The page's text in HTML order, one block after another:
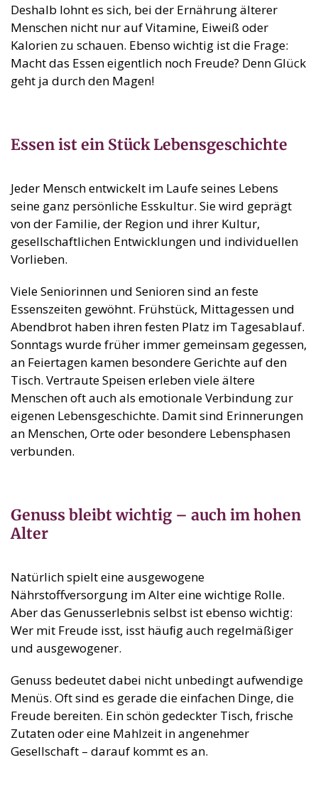
Deshalb lohnt es sich, bei der Ernährung älterer
Menschen nicht nur auf Vitamine, Eiweiß oder
Kalorien zu schauen. Ebenso wichtig ist die Frage:
Macht das Essen eigentlich noch Freude? Denn Glück
geht ja durch den Magen!
Essen ist ein Stück Lebensgeschichte
Jeder Mensch entwickelt im Laufe seines Lebens
seine ganz persönliche Esskultur. Sie wird geprägt
von der Familie, der Region und ihrer Kultur,
gesellschaftlichen Entwicklungen und individuellen
Vorlieben.
Viele Seniorinnen und Senioren sind an feste
Essenszeiten gewöhnt. Frühstück, Mittagessen und
Abendbrot haben ihren festen Platz im Tagesablauf.
Sonntags wurde früher immer gemeinsam gegessen,
an Feiertagen kamen besondere Gerichte auf den
Tisch. Vertraute Speisen erleben viele ältere
Menschen oft auch als emotionale Verbindung zur
eigenen Lebensgeschichte. Damit sind Erinnerungen
an Menschen, Orte oder besondere Lebensphasen
verbunden.
Genuss bleibt wichtig – auch im hohen
Alter
Natürlich spielt eine ausgewogene
Nährstoffversorgung im Alter eine wichtige Rolle.
Aber das Genusserlebnis selbst ist ebenso wichtig:
Wer mit Freude isst, isst häuﬁg auch regelmäßiger
und ausgewogener.
Genuss bedeutet dabei nicht unbedingt aufwendige
Menüs. Oft sind es gerade die einfachen Dinge, die
Freude bereiten. Ein schön gedeckter Tisch, frische
Zutaten oder eine Mahlzeit in angenehmer
Gesellschaft – darauf kommt es an.